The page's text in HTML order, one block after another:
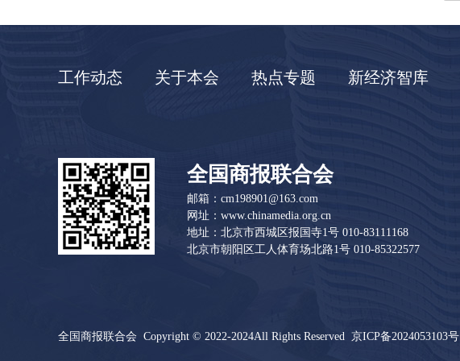
工作动态 关于本会 热点专题 新经济智库
全国商报联合会
邮箱：cm198901@163.com
网址：www.chinamedia.org.cn
地址：北京市西城区报国寺1号 010-83111168
北京市朝阳区工人体育场北路1号 010-85322577
全国商报联合会 Copyright © 2022-2024All Rights Reserved 京ICP备2024053103号